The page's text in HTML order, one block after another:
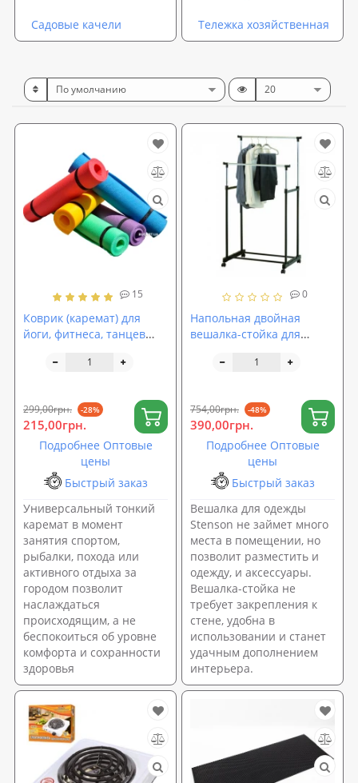
Садовые качели Тележка хозяйственная
15
Коврик (каремат) для
йоги, фитнеса, танцев
299,00грн. -28%
215,00грн.
Подробнее Оптовые
цены
Быстрый заказ
Универсальный тонкий
каремат в момент
занятия спортом,
рыбалки, похода или
активного отдыха за
городом позволит
наслаждаться
происходящим, а не
беспокоиться об уровне
комфорта и сохранности
здоровья
0
Напольная двойная
вешалка-стойка для
Stenson (R29746)
754,00грн. -48%
390,00грн.
Подробнее Оптовые
цены
Быстрый заказ
Вешалка для одежды
Stenson не займет много
места в помещении, но
позволит разместить и
одежду, и аксессуары.
Вешалка-стойка не
требует закрепления к
стене, удобна в
использовании и станет
удачным дополнением
интерьера.